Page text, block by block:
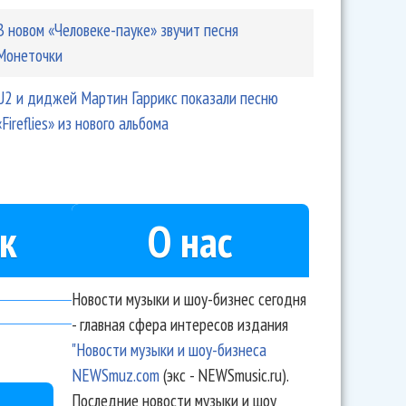
новом «Человеке-пауке» звучит песня
и диджей Мартин Гаррикс показали песню
из нового альбома
О нас
Новости музыки и шоу-бизнес сегодня
- главная сфера интересов издания
"Новости музыки и шоу-бизнеса
NEWSmuz.com(экс - NEWSmusic.ru).
Последние новости музыки и шоу